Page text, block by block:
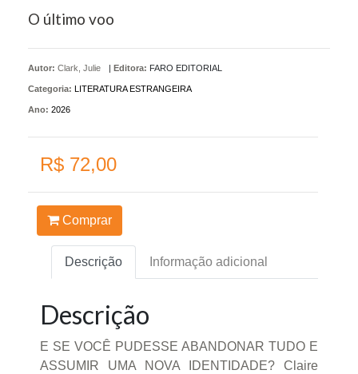
O último voo
Autor: Clark, Julie Editora: FARO EDITORIAL
Categoria: LITERATURA ESTRANGEIRA
Ano: 2026
R$ 72,00
Comprar
Descrição Informação adicional
Descrição
E SE VOCÊ PUDESSE ABANDONAR TUDO E
ASSUMIR UMA NOVA IDENTIDADE? Claire